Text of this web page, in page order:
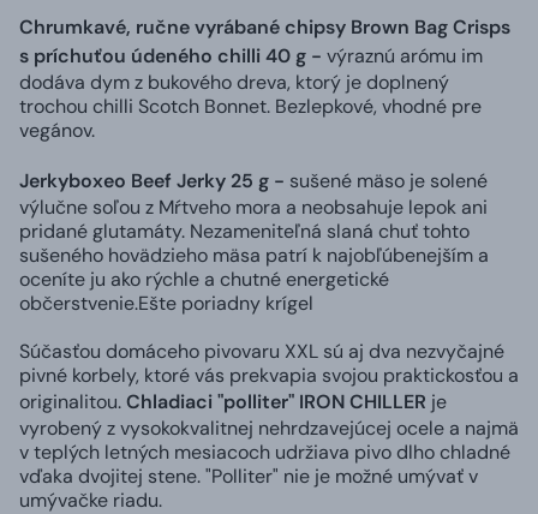
Chrumkavé, ručne vyrábané chipsy Brown Bag Crisps
s príchuťou údeného chilli 40 g - výraznú arómu im
dodáva dym z bukového dreva, ktorý je doplnený
trochou chilli Scotch Bonnet. Bezlepkové, vhodné pre
vegánov.
Jerkyboxeo Beef Jerky 25 g - sušené mäso je solené
výlučne soľou z Mŕtveho mora a neobsahuje lepok ani
pridané glutamáty. Nezameniteľná slaná chuť tohto
sušeného hovädzieho mäsa patrí k najobľúbenejším a
oceníte ju ako rýchle a chutné energetické
občerstvenie.Ešte poriadny krígel
Súčasťou domáceho pivovaru XXL sú aj dva nezvyčajné
pivné korbely, ktoré vás prekvapia svojou praktickosťou a
originalitou.Chladiaci "polliter" IRON CHILLER je
vyrobený z vysokokvalitnej nehrdzavejúcej ocele a najmä
v teplých letných mesiacoch udržiava pivo dlho chladné
vďaka dvojitej stene. "Polliter" nie je možné umývať v
umývačke riadu.